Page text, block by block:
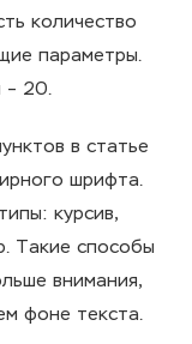
количество
параметры.
– 20.
в статье
шрифта.
курсив,
Такие способы
внимания,
фоне текста.